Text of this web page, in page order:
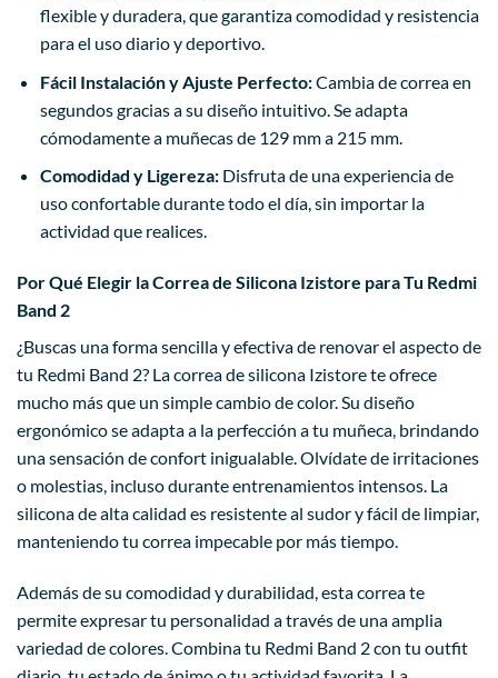
flexible y duradera, que garantiza comodidad y resistencia
para el uso diario y deportivo.
Fácil Instalación y Ajuste Perfecto:Cambia de correa en
segundos gracias a su diseño intuitivo. Se adapta
cómodamente a muñecas de 129 mm a 215 mm.
Comodidad y Ligereza:Disfruta de una experiencia de
uso confortable durante todo el día, sin importar la
actividad que realices.
Por Qué Elegir la Correa de Silicona Izistore para Tu Redmi
Band 2
¿Buscas una forma sencilla y efectiva de renovar el aspecto de
tu Redmi Band 2? La correa de silicona Izistore te ofrece
mucho más que un simple cambio de color. Su diseño
ergonómico se adapta a la perfección a tu muñeca, brindando
una sensación de confort inigualable. Olvídate de irritaciones
o molestias, incluso durante entrenamientos intensos. La
silicona de alta calidad es resistente al sudor y fácil de limpiar,
manteniendo tu correa impecable por más tiempo.
Además de su comodidad y durabilidad, esta correa te
permite expresar tu personalidad a través de una amplia
variedad de colores. Combina tu Redmi Band 2 con tu outfit